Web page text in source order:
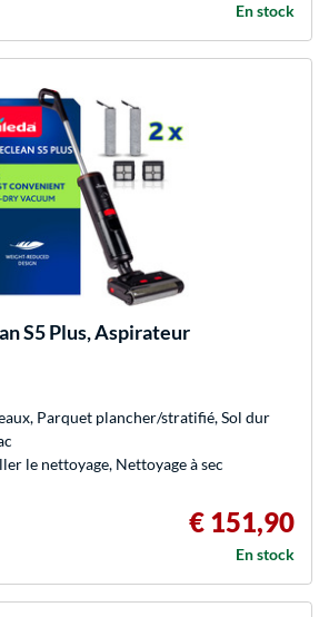
En stock
S5 Plus, Aspirateur
Parquet plancher/stratifié, Sol dur
le nettoyage, Nettoyage à sec
€ 151,90
En stock